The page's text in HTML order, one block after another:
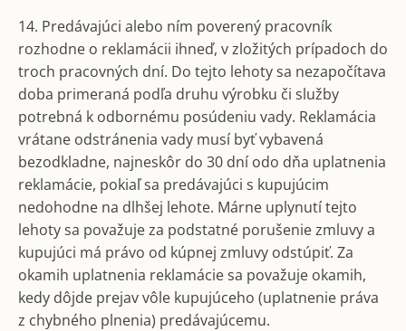
14. Predávajúci alebo ním poverený pracovník
rozhodne o reklamácii ihneď, v zložitých prípadoch do
troch pracovných dní. Do tejto lehoty sa nezapočítava
doba primeraná podľa druhu výrobku či služby
potrebná k odbornému posúdeniu vady. Reklamácia
vrátane odstránenia vady musí byť vybavená
bezodkladne, najneskôr do 30 dní odo dňa uplatnenia
reklamácie, pokiaľ sa predávajúci s kupujúcim
nedohodne na dlhšej lehote. Márne uplynutí tejto
lehoty sa považuje za podstatné porušenie zmluvy a
kupujúci má právo od kúpnej zmluvy odstúpiť. Za
okamih uplatnenia reklamácie sa považuje okamih,
kedy dôjde prejav vôle kupujúceho (uplatnenie práva
z chybného plnenia) predávajúcemu.